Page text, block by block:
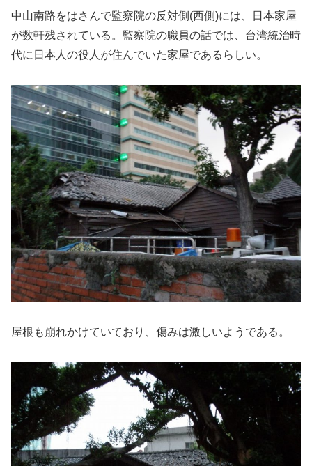
中山南路をはさんで監察院の反対側(西側)には、日本家屋
が数軒残されている。監察院の職員の話では、台湾統治時
代に日本人の役人が住んでいた家屋であるらしい。
屋根も崩れかけていており、傷みは激しいようである。